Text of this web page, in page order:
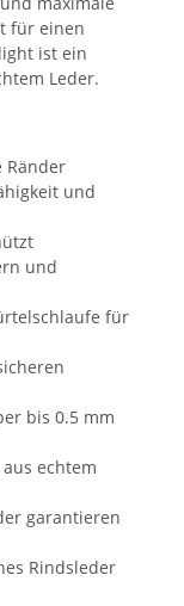
für einen
ist ein
Leder.
Ränder
und
und
für
bis 0.5 mm
echtem
garantieren
Rindsleder